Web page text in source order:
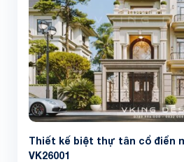
Thiết kế biệt thự tân cổ điển
VK26001